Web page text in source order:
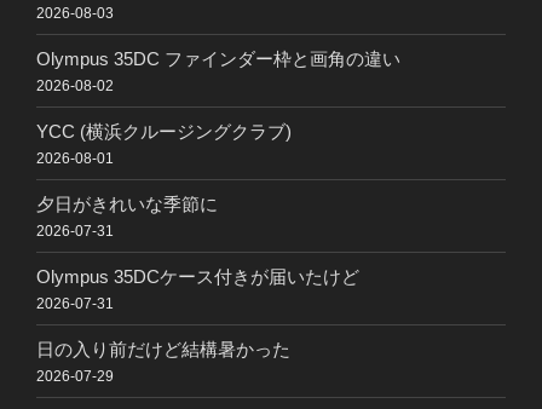
2026-08-03
Olympus 35DC ファインダー枠と画角の違い
2026-08-02
YCC (横浜クルージングクラブ)
2026-08-01
夕日がきれいな季節に
2026-07-31
Olympus 35DCケース付きが届いたけど
2026-07-31
日の入り前だけど結構暑かった
2026-07-29